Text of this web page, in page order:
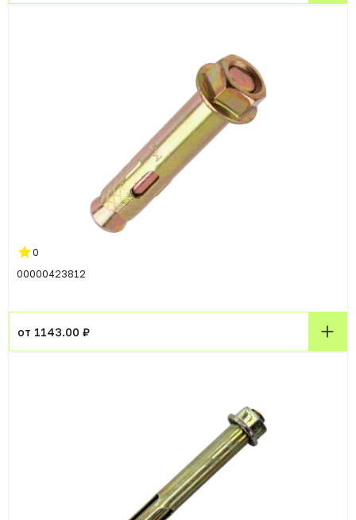
0
00000423812
от 1143.00 ₽